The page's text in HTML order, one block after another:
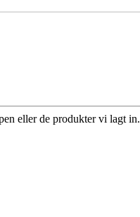
eller de produkter vi lagt in.